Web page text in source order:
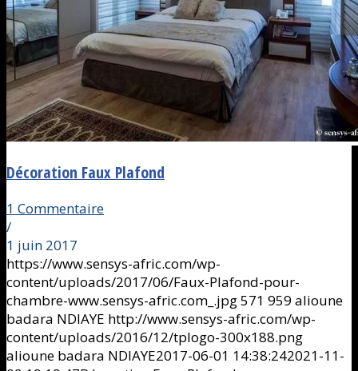
Décoration Faux Plafond
1 Commentaire
/
1 juin 2017
https://www.sensys-afric.com/wp-
content/uploads/2017/06/Faux-Plafond-pour-
chambre-www.sensys-afric.com_.jpg571 959 alioune
badara NDIAYE http://www.sensys-afric.com/wp-
content/uploads/2016/12/tplogo-300x188.png
alioune badara NDIAYE2017-06-01 14:38:242021-11-